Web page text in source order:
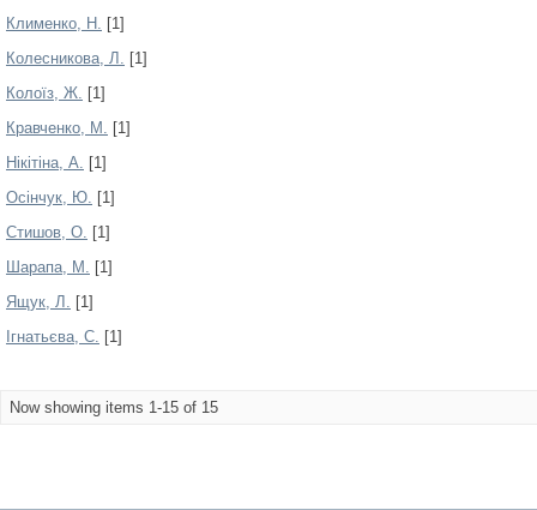
Клименко, Н. [1]
Колесникова, Л. [1]
Колоїз, Ж. [1]
Кравченко, М. [1]
Нікітіна, А. [1]
Осінчук, Ю. [1]
Стишов, О. [1]
Шарапа, М. [1]
Ящук, Л. [1]
Ігнатьєва, С. [1]
Now showing items 1-15 of 15